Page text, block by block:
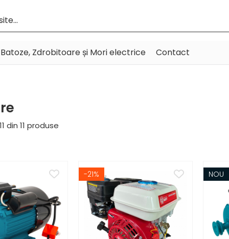
Batoze, Zdrobitoare și Mori electrice Contact
11 din 11 produse
-21% NOU